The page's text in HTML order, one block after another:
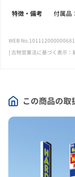
この商品の取
特徴・備考 付属品
WEB
[ 古物営業法に基づく表示